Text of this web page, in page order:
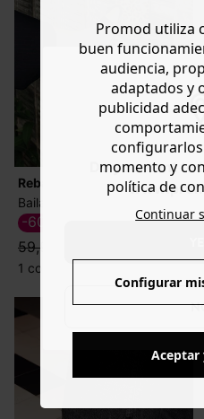
Do you want to
Rebajas
Bailarinas babies leopardo
59,99 €
-60%
1 color
Promod utiliza
buen
audiencia,
adaptados y
publicidad
momento y
política de
Continuar
Configurar
Aceptar